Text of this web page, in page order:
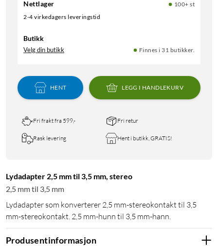
Nettlager
100+ st
2-4 virkedagers leveringstid
Butikk
Velg din butikk Finnes i 31 butikker.
HENT LEGG I HANDLEKURV
Fri frakt fra 599,- Fri retur
Rask levering Hent i butikk, GRATIS!
Lydadapter 2,5 mm til 3,5 mm, stereo
2,5 mm til 3,5 mm
Lydadapter som konverterer 2,5 mm-stereokontakt til 3,5
mm-stereokontakt. 2,5 mm-hunn til 3,5 mm-hann.
Produsentinformasjon